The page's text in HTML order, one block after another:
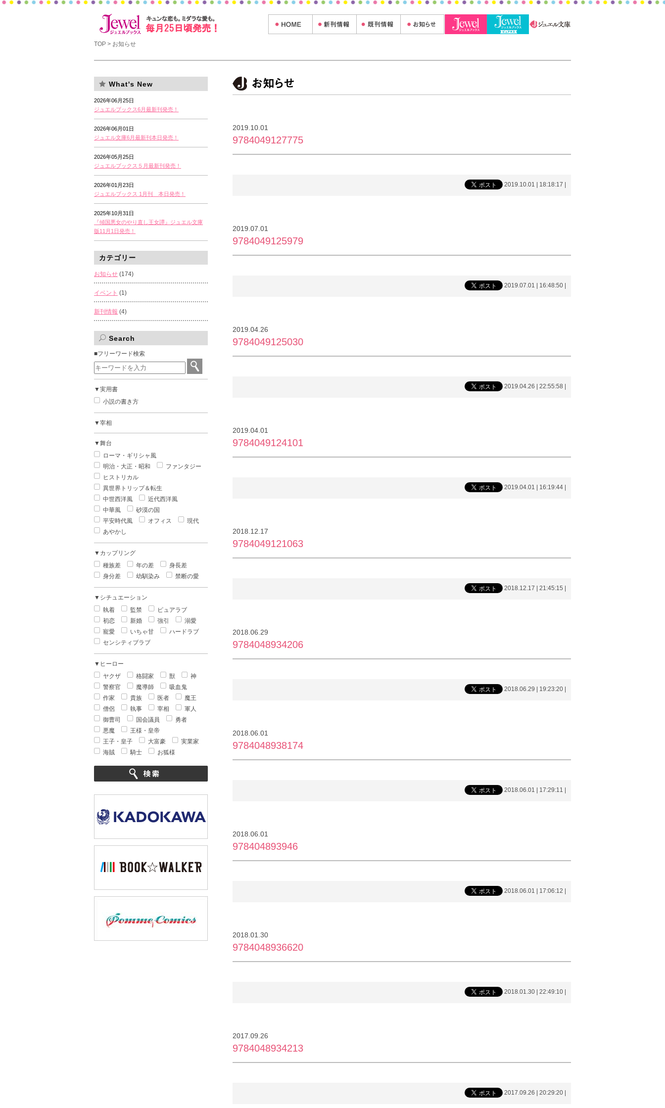
TOP > お知らせ
What's New
2026年06月25日
ジュエルブックス6月最新刊発売！
2026年06月01日
ジュエル文庫6月最新刊本日発売！
2026年05月25日
ジュエルブックス５月最新刊発売！
2026年01月23日
ジュエルブックス 1月刊 本日発売！
2025年10月31日
『傾国悪女のやり直し王女譚』ジュエル文庫
版11月1日発売！
カテゴリー
お知らせ (174)
イベント (1)
新刊情報 (4)
Search
■フリーワード検索
▼実用書
小説の書き方
▼宰相
▼舞台
ローマ・ギリシャ風
明治・大正・昭和
ファンタジー
ヒストリカル
異世界トリップ＆転生
中世西洋風
近代西洋風
中華風
砂漠の国
平安時代風
オフィス
現代
あやかし
▼カップリング
種族差
年の差
身長差
身分差
幼馴染み 禁断の愛
▼シチュエーション
執着
監禁
ピュアラブ
初恋
新婚 強引
溺愛
寵愛
いちゃ甘
ハードラブ
センシティブラブ
▼ヒーロー
ヤクザ
格闘家 獣
神
警察官
魔導師
吸血鬼
作家
貴族 医者
魔王
僧侶
執事 宰相
軍人
御曹司
国会議員
勇者
悪魔
王様・皇帝
王子・皇子
大富豪
実業家
海賊
騎士 お狐様
2019.10.01
9784049127775
2019.10.01 | 18:18:17
2019.07.01
9784049125979
2019.07.01 | 16:48:50
2019.04.26
9784049125030
2019.04.26 | 22:55:58
2019.04.01
9784049124101
2019.04.01 | 16:19:44
2018.12.17
9784049121063
2018.12.17 | 21:45:15
2018.06.29
9784048934206
2018.06.29 | 19:23:20
2018.06.01
9784048938174
2018.06.01 | 17:29:11
2018.06.01
978404893946
2018.06.01 | 17:06:12
2018.01.30
9784048936620
2018.01.30 | 22:49:10
2017.09.26
9784048934213
2017.09.26 | 20:29:20